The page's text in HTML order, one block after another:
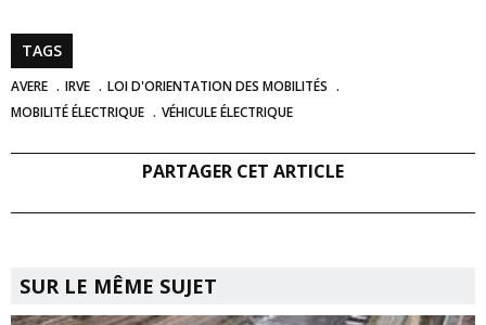
TAGS
AVERE IRVE
LOI D'ORIENTATION DES MOBILITÉS
MOBILITÉ ÉLECTRIQUE
VÉHICULE ÉLECTRIQUE
PARTAGER CET ARTICLE
SUR LE MÊME SUJET